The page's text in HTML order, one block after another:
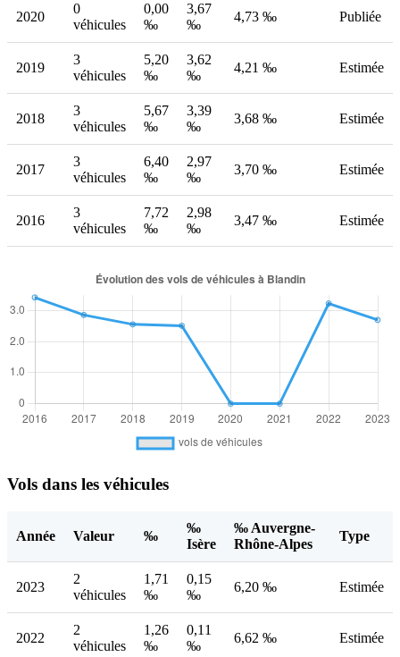
2020
0
véhicules
0,00
‰
3,67
‰
4,73 ‰ Publiée
2019
3
véhicules
5,20
‰
3,62
‰
4,21 ‰ Estimée
2018
3
véhicules
5,67
‰
3,39
‰
3,68 ‰ Estimée
2017
3
véhicules
6,40
‰
2,97
‰
3,70 ‰ Estimée
2016
3
véhicules
7,72
‰
2,98
‰
3,47 ‰ Estimée
Vols dans les véhicules
Année Valeur ‰
‰
Isère
‰ Auvergne-
Rhône-Alpes
Type
2023
2
véhicules
1,71
‰
0,15
‰
6,20 ‰ Estimée
2022
2
véhicules
1,26
‰
0,11
‰
6,62 ‰ Estimée